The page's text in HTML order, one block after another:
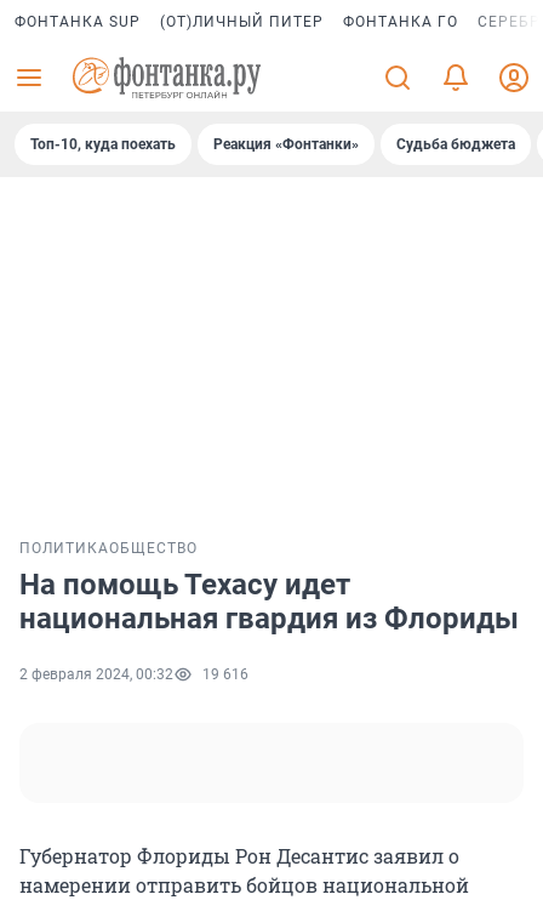
ФОНТАНКА SUP (ОТ)ЛИЧНЫЙ ПИТЕР ФОНТАНКА ГО
Топ-10, куда поехать Реакция «Фонтанки» Судьба бюджета
ПОЛИТИКАОБЩЕСТВО
На помощь Техасу идет
национальная гвардия из Флориды
2 февраля 2024, 00:32 19 616
Губернатор Флориды Рон Десантис заявил о
намерении отправить бойцов национальной